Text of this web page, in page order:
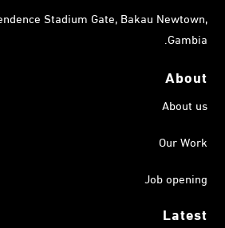
Stadium Gate, Bakau Newtown,
Gambia.
About
About us
Our Work
Job opening
Latest